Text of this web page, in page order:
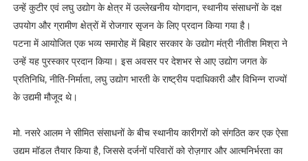
उन्हें कुटीर एवं लघु उद्योग के क्षेत्र में उल्लेखनीय योगदान, स्थानीय संसाधनों के दक्ष
उपयोग और ग्रामीण क्षेत्रों में रोजगार सृजन के लिए प्रदान किया गया है।
पटना में आयोजित एक भव्य समारोह में बिहार सरकार के उद्योग मंत्री नीतीश मिश्रा ने
उन्हें यह पुरस्कार प्रदान किया। इस अवसर पर देशभर से आए उद्योग जगत के
प्रतिनिधि, नीति-निर्माता, लघु उद्योग भारती के राष्ट्रीय पदाधिकारी और विभिन्न राज्यों
के उद्यमी मौजूद थे।
मो. नसरे आलम ने सीमित संसाधनों के बीच स्थानीय कारीगरों को संगठित कर एक ऐसा
उद्यम मॉडल तैयार किया है, जिससे दर्जनों परिवारों को रोज़गार और आत्मनिर्भरता का